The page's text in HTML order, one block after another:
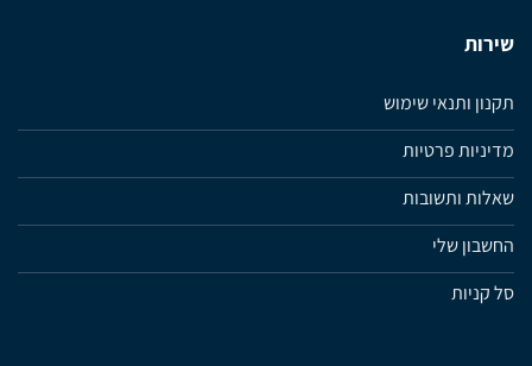
שירות
תקנון ותנאי שימוש
מדיניות פרטיות
שאלות ותשובות
החשבון שלי
סל קניות